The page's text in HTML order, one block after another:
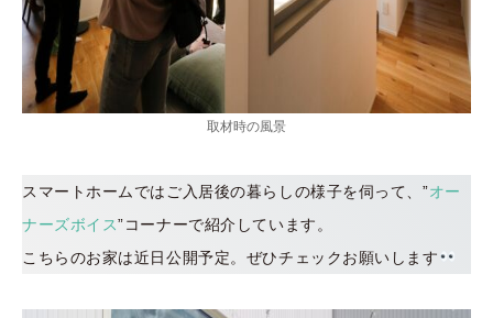
取材時の風景
スマートホームではご入居後の暮らしの様子を伺って、”オー
ナーズボイス”コーナーで紹介しています。
こちらのお家は近日公開予定。ぜひチェックお願いします